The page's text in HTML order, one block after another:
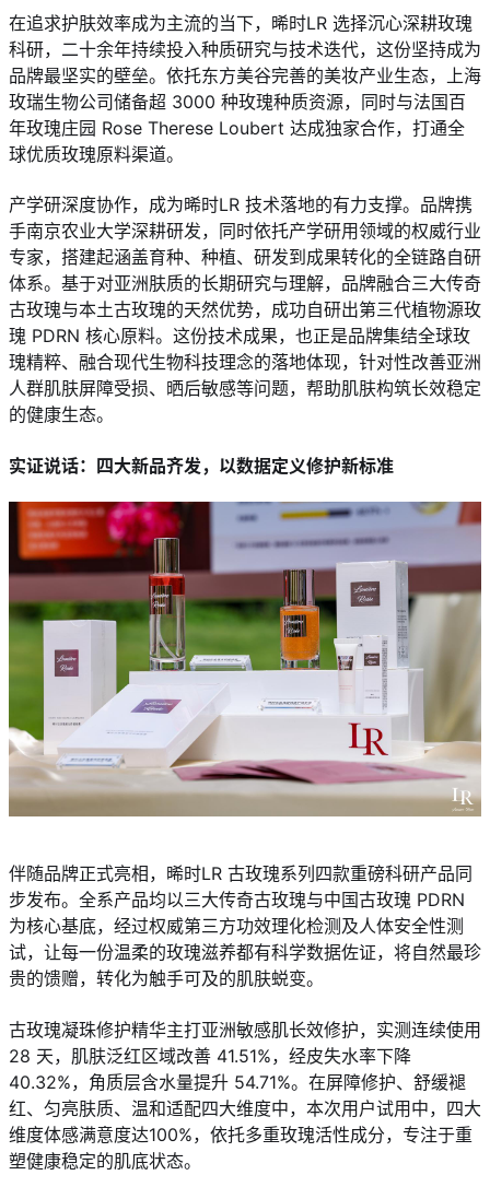
在追求护肤效率成为主流的当下，晞时LR 选择沉心深耕玫瑰
科研，二十余年持续投入种质研究与技术迭代，这份坚持成为
品牌最坚实的壁垒。依托东方美谷完善的美妆产业生态，上海
玫瑞生物公司储备超 3000 种玫瑰种质资源，同时与法国百
年玫瑰庄园 Rose Therese Loubert 达成独家合作，打通全
球优质玫瑰原料渠道。
产学研深度协作，成为晞时LR 技术落地的有力支撑。品牌携
手南京农业大学深耕研发，同时依托产学研用领域的权威行业
专家，搭建起涵盖育种、种植、研发到成果转化的全链路自研
体系。基于对亚洲肤质的长期研究与理解，品牌融合三大传奇
古玫瑰与本土古玫瑰的天然优势，成功自研出第三代植物源玫
瑰 PDRN 核心原料。这份技术成果，也正是品牌集结全球玫
瑰精粹、融合现代生物科技理念的落地体现，针对性改善亚洲
人群肌肤屏障受损、晒后敏感等问题，帮助肌肤构筑长效稳定
的健康生态。
实证说话：四大新品齐发，以数据定义修护新标准
伴随品牌正式亮相，晞时LR 古玫瑰系列四款重磅科研产品同
步发布。全系产品均以三大传奇古玫瑰与中国古玫瑰 PDRN
为核心基底，经过权威第三方功效理化检测及人体安全性测
试，让每一份温柔的玫瑰滋养都有科学数据佐证，将自然最珍
贵的馈赠，转化为触手可及的肌肤蜕变。
古玫瑰凝珠修护精华主打亚洲敏感肌长效修护，实测连续使用
28 天，肌肤泛红区域改善 41.51%，经皮失水率下降
40.32%，角质层含水量提升 54.71%。在屏障修护、舒缓褪
红、匀亮肤质、温和适配四大维度中，本次用户试用中，四大
维度体感满意度达100%，依托多重玫瑰活性成分，专注于重
塑健康稳定的肌底状态。